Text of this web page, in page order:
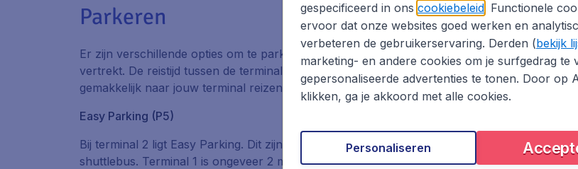
Parkeren
Er zijn verschillende opties om te parkeren bij Malpensa Airport. Je kunt reizen tussen
vertrekt. De reistijd tussen de terminals is ongeveer 20 minuten. Maar daardoor kun je dus
gemakkelijk naar jouw terminal reizen met de bus. Houd bij gebruik van de shuttlebus wel
Easy Parking (P5)
Bij terminal 2 ligt Easy Parking. Dit zijn 3000 niet-overdekte parkeerplekken. Je kunt vanaf
shuttlebus. Terminal 1 is ongeveer 2 minuten lopen.
gespecificeerd in ons cookiebeleid. Functionele
ervoor dat onze websites goed werken en
verbeteren de gebruikerservaring. Derden (bekijk
marketing- en andere cookies om je surfgedrag te
gepersonaliseerde advertenties te tonen. Door op
klikken, ga je akkoord met alle cookies.
Personaliseren